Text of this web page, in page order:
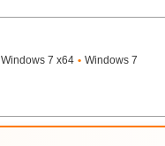
Windows 7 x64 • Windows 7